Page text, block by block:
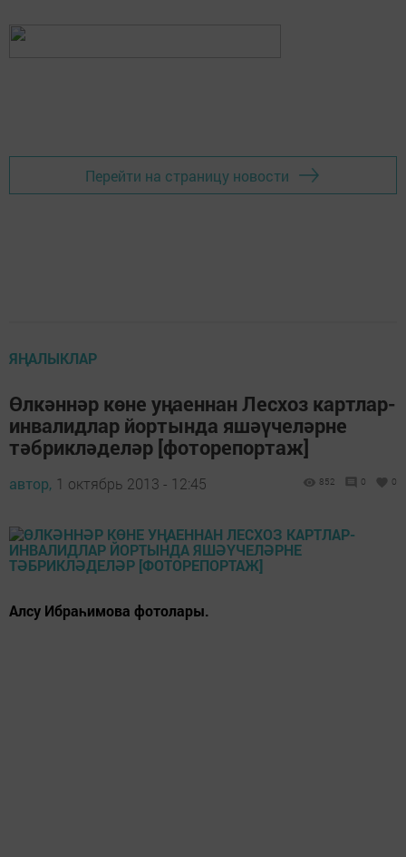
Перейти на страницу новости
ЯҢАЛЫКЛАР
Өлкәннәр көне уңаеннан Лесхоз картлар-
инвалидлар йортында яшәүчеләрне
тәбрикләделәр [фоторепортаж]
автор, 1 октябрь 2013 - 12:45 852 0 0
Алсу Ибраһимова фотолары.